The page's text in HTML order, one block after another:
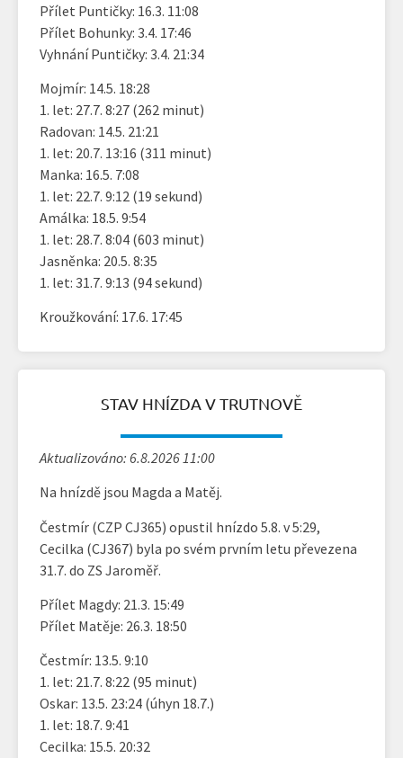
Přílet Puntičky: 16.3. 11:08
Přílet Bohunky: 3.4. 17:46
Vyhnání Puntičky: 3.4. 21:34
Mojmír: 14.5. 18:28
1. let: 27.7. 8:27 (262 minut)
Radovan: 14.5. 21:21
1. let: 20.7. 13:16 (311 minut)
Manka: 16.5. 7:08
1. let: 22.7. 9:12 (19 sekund)
Amálka: 18.5. 9:54
1. let: 28.7. 8:04 (603 minut)
Jasněnka: 20.5. 8:35
1. let: 31.7. 9:13 (94 sekund)
Kroužkování: 17.6. 17:45
STAV HNÍZDA V TRUTNOVĚ
Aktualizováno: 6.8.2026 11:00
Na hnízdě jsou Magda a Matěj.
Čestmír (CZP CJ365) opustil hnízdo 5.8. v 5:29,
Cecilka (CJ367) byla po svém prvním letu převezena
31.7. do ZS Jaroměř.
Přílet Magdy: 21.3. 15:49
Přílet Matěje: 26.3. 18:50
Čestmír: 13.5. 9:10
1. let: 21.7. 8:22 (95 minut)
Oskar: 13.5. 23:24 (úhyn 18.7.)
1. let: 18.7. 9:41
Cecilka: 15.5. 20:32